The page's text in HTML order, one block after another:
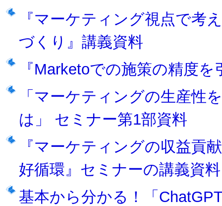
『マーケティング視点で考
づくり』講義資料
『Marketoでの施策の精度
「マーケティングの生産性
は」 セミナー第1部資料
『マーケティングの収益貢
好循環』セミナーの講義資料
基本から分かる！「